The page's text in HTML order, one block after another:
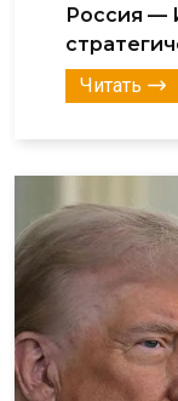
Россия —
Читать